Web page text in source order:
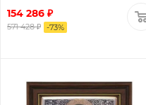
154 286 ₽
571 428 ₽ -73%